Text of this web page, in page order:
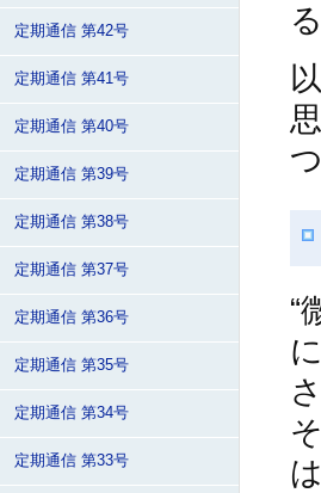
“
定期通信 第42号
定期通信 第41号
定期通信 第40号
定期通信 第39号
定期通信 第38号
定期通信 第37号
定期通信 第36号
定期通信 第35号
定期通信 第34号
定期通信 第33号